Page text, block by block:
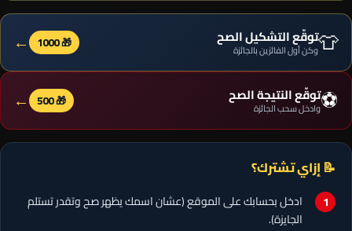
👕توقّع التشكيل الصح
وكن أول الفائزين بالجائزة 🎁 1000
←
⚽توقّع النتيجة الصح
وادخل سحب الجائزة 🎁 500
←
📝 إزاي تشترك؟
ادخل بحسابك على الموقع (عشان اسمك يظهر صح وتقدر تستلم
الجايزة).